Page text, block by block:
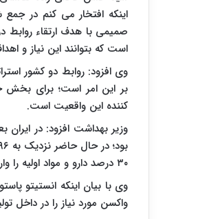
اینکه افتخار می کنم در
صمیمی با هدف ارتقاء
است که بتوانند این نیاز و
وی افزود: روابط دو کشور
بر این امر است؛ برای بخش
کننده این واقعیت است.
وزیر بهداشت افزود: در ایران
۳۰ درصد دارو و مواد اولیه را وارد می کنیم.
واکسن مورد نیاز را در داخل